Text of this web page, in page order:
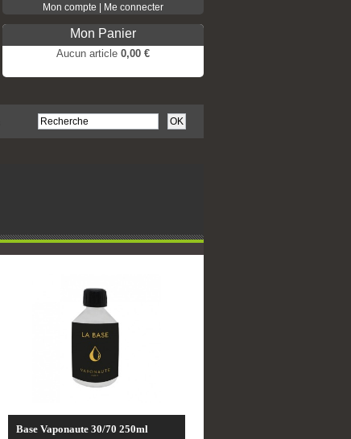
Mon compte | Me connecter
Mon Panier
Aucun article 0,00 €
0,00 €
Base Vaponaute 30/70 250ml